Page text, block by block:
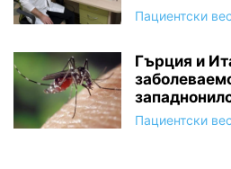
Пациентски
Гърция и
Пациентски